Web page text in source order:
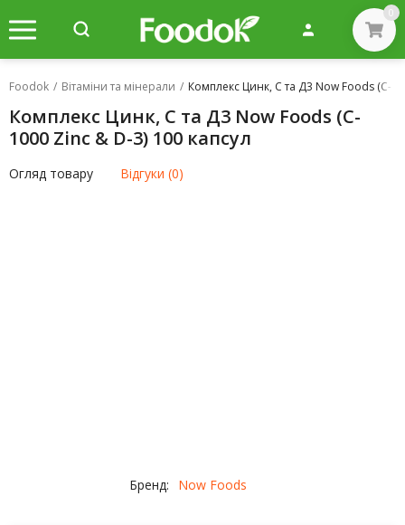
0
Foodok / Вітаміни та мінерали / Комплекс Цинк, C та Д3 Now Foods (C-
Комплекс Цинк, C та Д3 Now Foods (C-
1000 Zinc & D-3) 100 капсул
Огляд товару Відгуки (0)
Бренд: Now Foods